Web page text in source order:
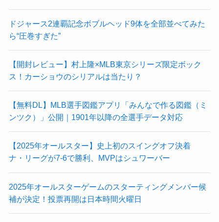
ドジャース2連覇記念ボブルヘッド9体を全部並べてみた
ら“圧巻すぎた”
【開封レビュー】村上隆×MLB東京シリーズ限定ボック
ス！カーショウのシリアルは当たり？
【無料DL】MLB選手図鑑アプリ「みんなで作る図鑑（ミ
ンツク）」公開｜1901年以降の全選手データ対応
【2025年オールスター】史上初のスイングオフ決着
ナ・リーグが7-6で勝利、MVPはシュワーバー
2025年オールスターゲームのスターティングメンバー候
補が決定！投票再開は日本時間火曜日